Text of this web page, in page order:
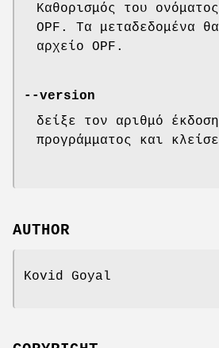
Καθορισμός του
OPF. Τα μεταδεδομένα
αρχείο OPF.
--version
δείξε τον αριθμό
προγράμματος και κλείσε
AUTHOR
Kovid Goyal